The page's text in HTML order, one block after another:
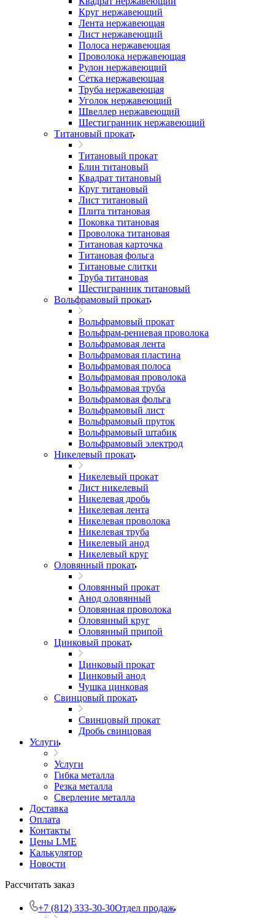
Круг нержавеющий
Лента нержавеющая
Лист нержавеющий
Полоса нержавеющая
Проволока нержавеющая
Рулон нержавеющий
Сетка нержавеющая
Труба нержавеющая
Уголок нержавеющий
Швеллер нержавеющий
Шестигранник нержавеющий
Титановый прокат
Титановый прокат
Блин титановый
Квадрат титановый
Круг титановый
Лист титановый
Плита титановая
Поковка титановая
Проволока титановая
Титановая карточка
Титановая фольга
Титановые слитки
Труба титановая
Шестигранник титановый
Вольфрамовый прокат
Вольфрамовый прокат
Вольфрам-рениевая проволока
Вольфрамовая лента
Вольфрамовая пластина
Вольфрамовая полоса
Вольфрамовая проволока
Вольфрамовая труба
Вольфрамовая фольга
Вольфрамовый лист
Вольфрамовый пруток
Вольфрамовый штабик
Вольфрамовый электрод
Никелевый прокат
Никелевый прокат
Лист никелевый
Никелевая дробь
Никелевая лента
Никелевая проволока
Никелевая труба
Никелевый анод
Никелевый круг
Оловянный прокат
Оловянный прокат
Анод оловянный
Оловянная проволока
Оловянный круг
Оловянный припой
Цинковый прокат
Цинковый прокат
Цинковый анод
Чушка цинковая
Свинцовый прокат
Свинцовый прокат
Дробь свинцовая
Услуги
Услуги
Гибка металла
Резка металла
Сверление металла
Доставка
Оплата
Контакты
Цены LME
Калькулятор
Новости
Рассчитать заказ
+7 (812) 333-30-30Отдел продаж